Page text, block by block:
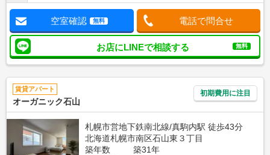
空室確認 無料 電話で問合せ
お店にLINEで相談する 無料
賃貸アパート
オーガニック石山
初期費用に注目
札幌市営地下鉄南北線/真駒内駅 徒歩43分
北海道札幌市南区石山東３丁目
築年数
築31年